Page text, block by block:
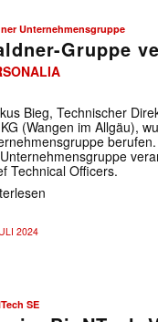
Unternehmensgruppe
Gruppe
Bieg, Technischer
(Wangen im Allgäu),
Technical Officers.
2024
SE